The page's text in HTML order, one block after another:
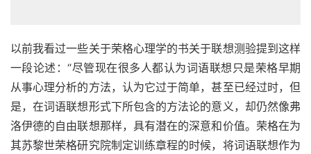
以前我看过一些关于荣格心理学的书关于联想测验提到这样
一段论述：“尽管现在很多人都认为词语联想只是荣格早期
从事心理分析的方法，认为它过于简单，甚至已经过时，但
是，在词语联想形式下所包含的方法论的意义，却仍然像弗
洛伊德的自由联想那样，具有潜在的深意和价值。荣格在为
其苏黎世荣格研究院制定训练章程的时候，将词语联想作为